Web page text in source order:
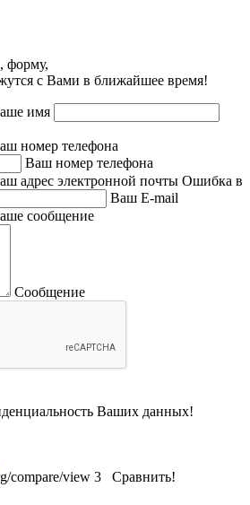
форму,
с Вами в ближайшее время!
имя
номер телефона
Ваш номер телефона
адрес электронной почты Ошибка в
Ваш E-mail
сообщение
Сообщение
Ваших данных!
compare/view 3
Сравнить!